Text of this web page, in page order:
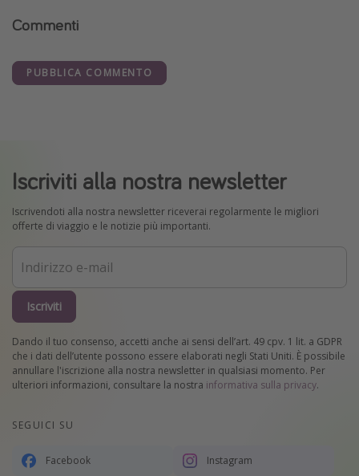
Commenti
PUBBLICA COMMENTO
Iscriviti alla nostra newsletter
Iscrivendoti alla nostra newsletter riceverai regolarmente le migliori
offerte di viaggio e le notizie più importanti.
Iscriviti
Dando il tuo consenso, accetti anche ai sensi dell’art. 49 cpv. 1 lit. a GDPR
che i dati dell’utente possono essere elaborati negli Stati Uniti. È possibile
annullare l'iscrizione alla nostra newsletter in qualsiasi momento. Per
ulteriori informazioni, consultare la nostra informativa sulla privacy.
SEGUICI SU
Facebook Instagram